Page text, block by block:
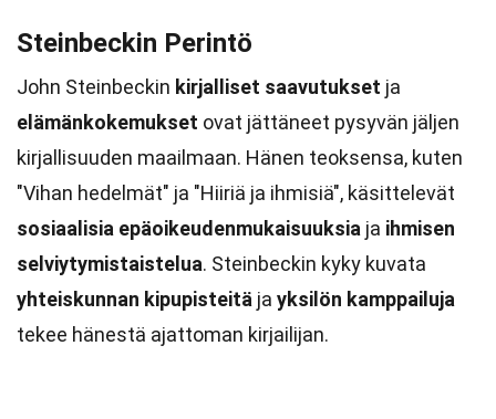
Steinbeckin Perintö
John Steinbeckin kirjalliset saavutukset ja
elämänkokemukset ovat jättäneet pysyvän jäljen
kirjallisuuden maailmaan. Hänen teoksensa, kuten
"Vihan hedelmät" ja "Hiiriä ja ihmisiä", käsittelevät
sosiaalisia epäoikeudenmukaisuuksia ja ihmisen
selviytymistaistelua. Steinbeckin kyky kuvata
yhteiskunnan kipupisteitä ja yksilön kamppailuja
tekee hänestä ajattoman kirjailijan.